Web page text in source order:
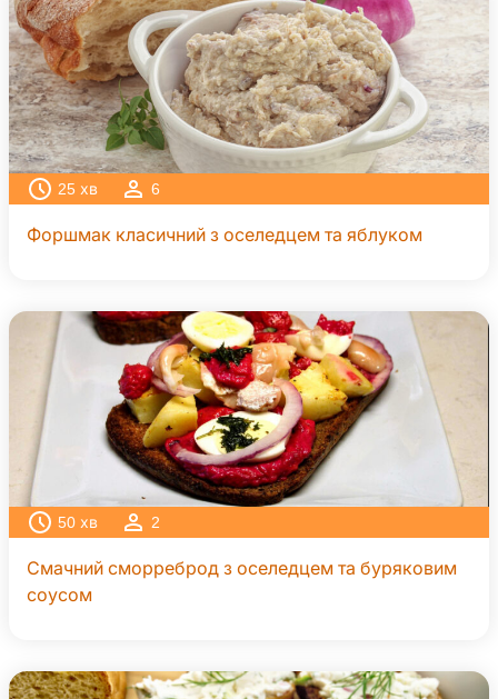
25 хв 6
Форшмак класичний з оселедцем та яблуком
50 хв 2
Смачний сморреброд з оселедцем та буряковим
соусом